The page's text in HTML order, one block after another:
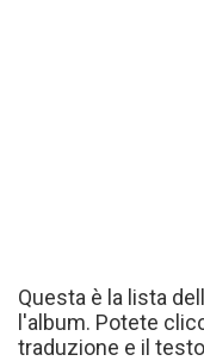
Questa è la lista
l'album. Potete
traduzione e il